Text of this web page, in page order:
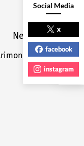
Next
Next
post:
NEXT POST
Social Media
x
facebook
instagram